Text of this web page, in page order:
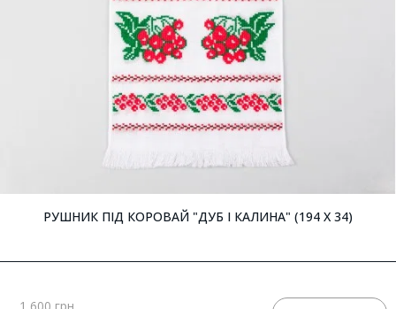
РУШНИК ПІД КОРОВАЙ "ДУБ І КАЛИНА" (194 X 34)